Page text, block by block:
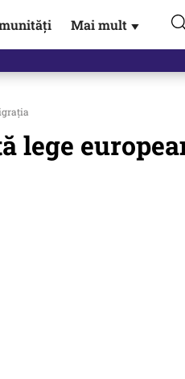
Mai mult ▼
lege